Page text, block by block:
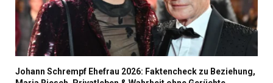
Johann Schrempf Ehefrau 2026: Faktencheck zu Beziehung,